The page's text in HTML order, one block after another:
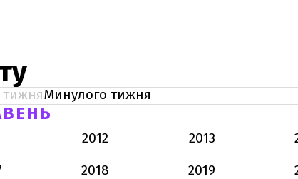
тижняМинулого тижня
2012 2013
2018 2019